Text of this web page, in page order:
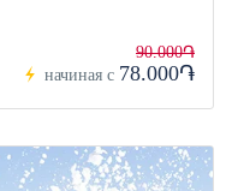
начиная с
90.000֏
78.000֏